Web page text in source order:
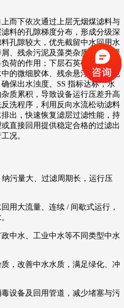
而下依次通过上层无烟煤滤料与
料的孔隙梯度分布，形成分级深
孔隙较大，优先截留中水回用水
、残余污泥及藻类杂质，起到缓
荷的作用；下层石英砂滤料孔隙
的微细胶体、残余悬浮颗粒、色
保出水浊度、SS 指标达标，水
质累积，导致设备运行压差升高
洗程序，利用反向水流松动滤料
出，快速恢复滤层过滤性能，持
直接回用提供稳定合格的过滤出
况。
污量大、过滤周期长，运行压
用大流量、连续 / 间歇式运行，
中水、工业中水等不同类型中水
，改善中水水质，满足绿化、冲
设备及回用管道，减少堵塞与污